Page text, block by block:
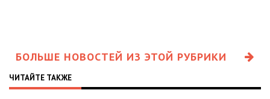
БОЛЬШЕ НОВОСТЕЙ ИЗ ЭТОЙ РУБРИКИ
ЧИТАЙТЕ ТАКЖЕ